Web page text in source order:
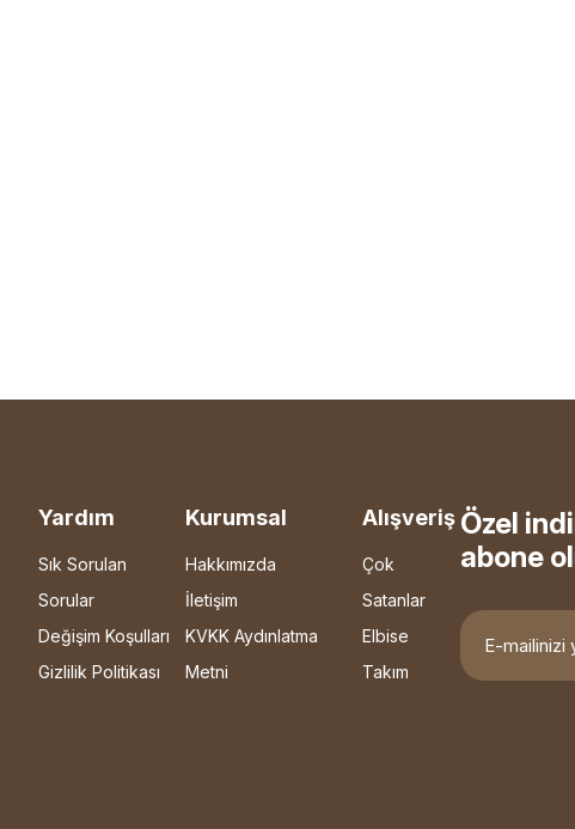
Yardım
Sık Sorulan
Sorular
Değişim Koşulları
Gizlilik Politikası
Kurumsal
Hakkımızda
İletişim
KVKK Aydınlatma
Metni
Alışveriş
Çok
Satanlar
Elbise
Takım
Özel
abone